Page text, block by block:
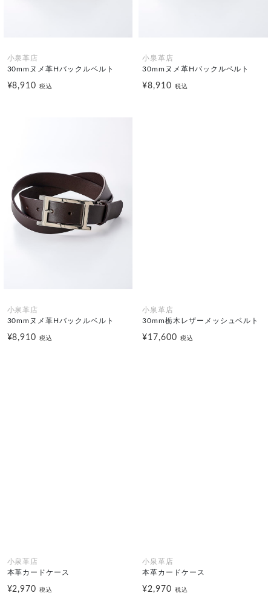
小泉革店
30mmヌメ革Hバックルベルト
¥8,910税込
小泉革店
30mmヌメ革Hバックルベルト
¥8,910 税込
小泉革店
30mmヌメ革Hバックルベルト
¥8,910税込
小泉革店
30mm栃木レザーメッシュベルト
¥17,600 税込
小泉革店
本革カードケース
¥2,970税込
小泉革店
本革カードケース
¥2,970 税込